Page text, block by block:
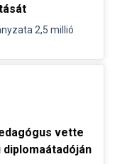
2,5 millió
vette
diplomaátadóján